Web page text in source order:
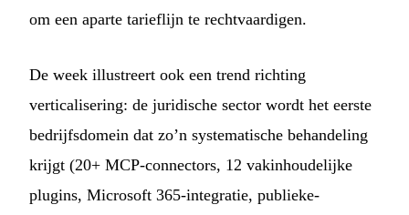
om een aparte tarieflijn te rechtvaardigen.
De week illustreert ook een trend richting
verticalisering: de juridische sector wordt het eerste
bedrijfsdomein dat zo’n systematische behandeling
krijgt (20+ MCP-connectors, 12 vakinhoudelijke
plugins, Microsoft 365-integratie, publieke-